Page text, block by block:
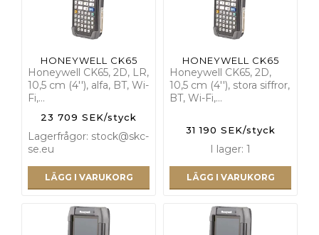
HONEYWELL CK65
Honeywell CK65, 2D, LR,
10,5 cm (4''), alfa, BT, Wi-
Fi,…
23 709 SEK/styck
Lagerfrågor: stock@skc-
se.eu
LÄGG I VARUKORG
HONEYWELL CK65
Honeywell CK65, 2D,
10,5 cm (4''), stora siffror,
BT, Wi-Fi,…
31 190 SEK/styck
I lager: 1
LÄGG I VARUKORG